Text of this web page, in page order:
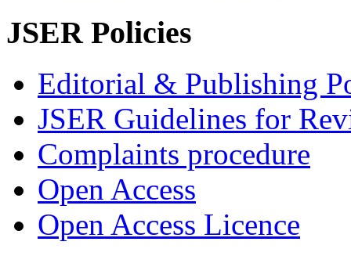
JSER Policies
Editorial & Publishing
JSER Guidelines for
Complaints procedure
Open Access
Open Access Licence